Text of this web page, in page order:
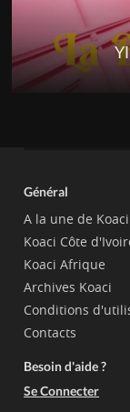
Général
A la une de Koaci
Koaci Côte
Koaci Afrique
Archives Koaci
Conditions
Contacts
Besoin d'aide ?
Se Connecter